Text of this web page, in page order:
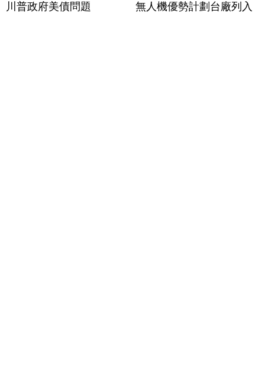
川普政府美債問題
無人機優勢計劃台廠列入